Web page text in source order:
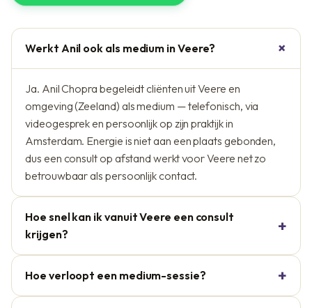
Werkt Anil ook als medium in Veere?
Ja. Anil Chopra begeleidt cliënten uit Veere en
omgeving (Zeeland) als medium — telefonisch, via
videogesprek en persoonlijk op zijn praktijk in
Amsterdam. Energie is niet aan een plaats gebonden,
dus een consult op afstand werkt voor Veere net zo
betrouwbaar als persoonlijk contact.
Hoe snel kan ik vanuit Veere een consult
krijgen?
Hoe verloopt een medium-sessie?